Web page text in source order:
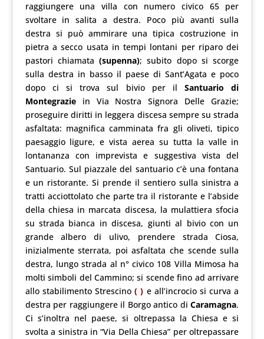
raggiungere una villa con numero civico 65 per
svoltare in salita a destra. Poco più avanti sulla
destra si può ammirare una tipica costruzione in
pietra a secco usata in tempi lontani per riparo dei
pastori chiamata(supenna); subito dopo si scorge
sulla destra in basso il paese di Sant’Agata e poco
dopo ci si trova sul bivio per ilSantuario di
Montegraziein Via Nostra Signora Delle Grazie;
proseguire diritti in leggera discesa sempre su strada
asfaltata: magnifica camminata fra gli oliveti, tipico
paesaggio ligure, e vista aerea su tutta la valle in
lontananza con imprevista e suggestiva vista del
Santuario. Sul piazzale del santuario c’è una fontana
e un ristorante. Si prende il sentiero sulla sinistra a
tratti acciottolato che parte tra il ristorante e l’abside
della chiesa in marcata discesa, la mulattiera sfocia
su strada bianca in discesa, giunti al bivio con un
grande albero di ulivo, prendere strada Ciosa,
inizialmente sterrata, poi asfaltata che scende sulla
destra, lungo strada al n° civico 108 Villa Mimosa ha
molti simboli del Cammino; si scende fino ad arrivare
allo stabilimento Strescino( ) e all’incrocio si curva a
destra per raggiungere il Borgo antico diCaramagna.
Ci s’inoltra nel paese, si oltrepassa la Chiesa e si
svolta a sinistra in “Via Della Chiesa” per oltrepassare